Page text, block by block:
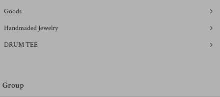
Goods
Handmaded Jewelry
DRUM TEE
Group